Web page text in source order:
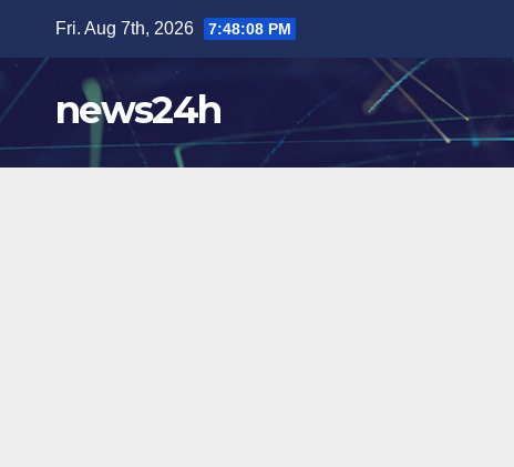
content
Fri. Aug 7th, 2026 7:48:10 PM
news24h